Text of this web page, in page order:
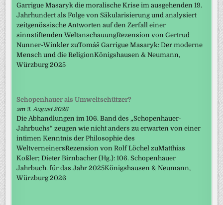
Garrigue Masaryk die moralische Krise im ausgehenden 19.
Jahrhundert als Folge von Säkularisierung und analysiert
zeitgenössische Antworten auf den Zerfall einer
sinnstiftenden WeltanschauungRezension von Gertrud
Nunner-Winkler zuTomáš Garrigue Masaryk: Der moderne
Mensch und die ReligionKönigshausen & Neumann,
Würzburg 2025
Schopenhauer als Umweltschützer?
am 3. August 2026
Die Abhandlungen im 106. Band des „Schopenhauer-
Jahrbuchs“ zeugen wie nicht anders zu erwarten von einer
intimen Kenntnis der Philosophie des
WeltverneinersRezension von Rolf Löchel zuMatthias
Koßler; Dieter Birnbacher (Hg.): 106. Schopenhauer
Jahrbuch. für das Jahr 2025Königshausen & Neumann,
Würzburg 2026